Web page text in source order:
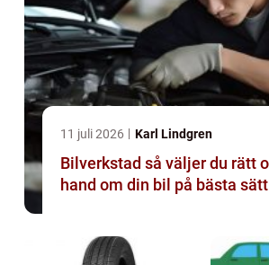
11 juli 2026 Karl Lindgren
Bilverkstad så väljer du rätt och tar
hand om din bil på bästa sätt